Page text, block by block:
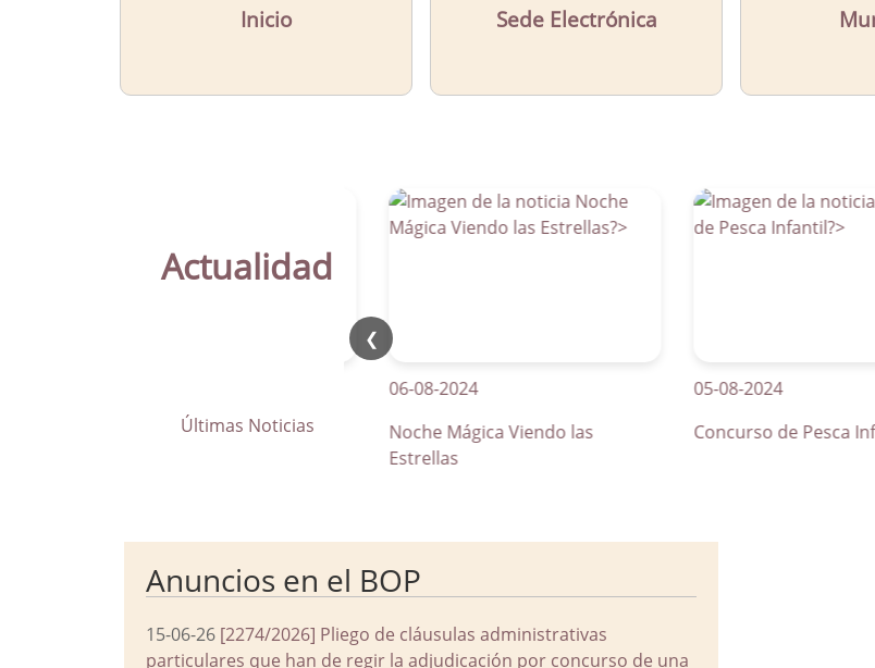
Inicio Sede Electrónica
Actualidad
Últimas Noticias
❮
La Parra apuesta por los pasos
06-08-2024
Noche Mágica Viendo las
Estrellas
05-08-2024
Concurso de Pesca Infantil
Anuncios en el BOP
15-06-26 [2274/2026] Pliego de cláusulas administrativas
particulares que han de regir la adjudicación por concurso de una